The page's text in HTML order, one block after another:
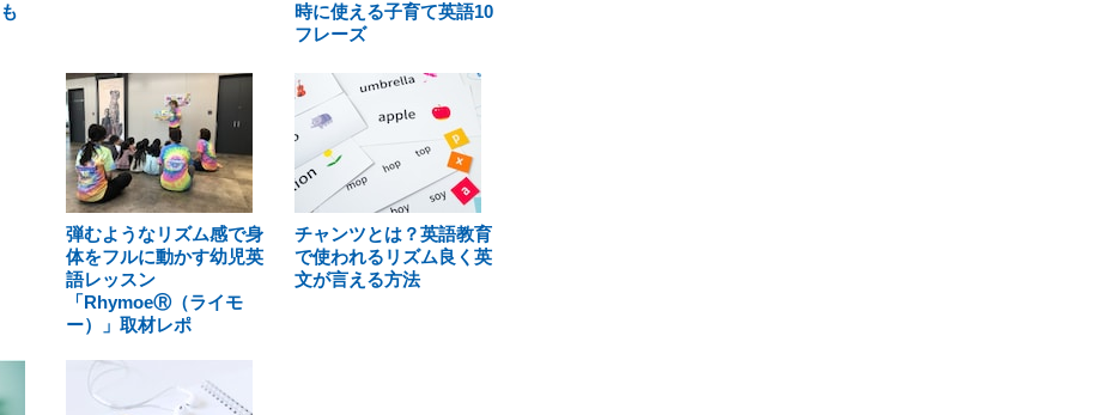
時に使える子育て英語10
フレーズ
弾むようなリズム感で身
体をフルに動かす幼児英
語レッスン
「RhymoeⓇ（ライモ
ー）」取材レポ
チャンツとは？英語教育
で使われるリズム良く英
文が言える方法